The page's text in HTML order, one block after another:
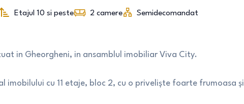
Etajul 10 si peste 2 camere Semidecomandat
in Gheorgheni, in ansamblul imobiliar Viva City.
imobilului cu 11 etaje, bloc 2, cu o priveliște foarte frumoasa și